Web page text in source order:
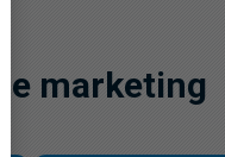
marketing